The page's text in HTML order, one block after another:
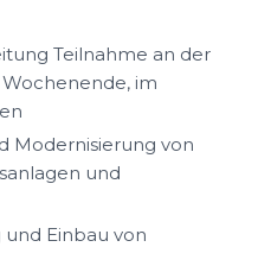
Teilnahme an der
im
Modernisierung von
und
Einbau von